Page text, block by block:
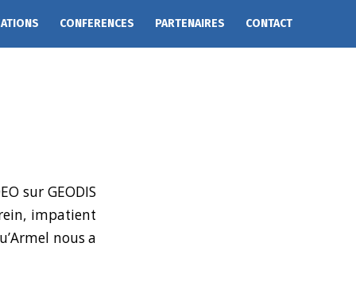
CONFERENCES PARTENAIRES CONTACT
sur GEODIS
impatient
nous a